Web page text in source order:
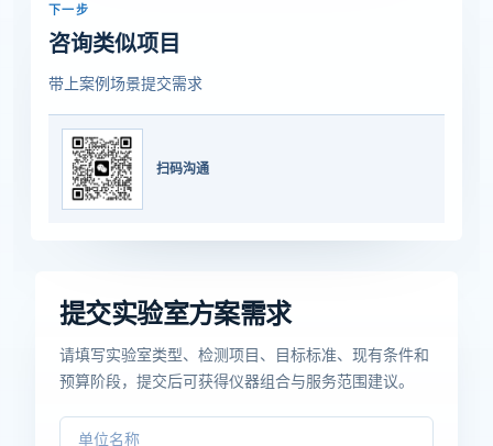
下一步
咨询类似项目
带上案例场景提交需求
扫码沟通
提交实验室方案需求
请填写实验室类型、检测项目、目标标准、现有条件和
预算阶段，提交后可获得仪器组合与服务范围建议。